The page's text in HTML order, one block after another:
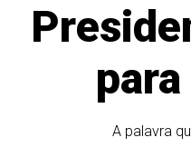
A palavra